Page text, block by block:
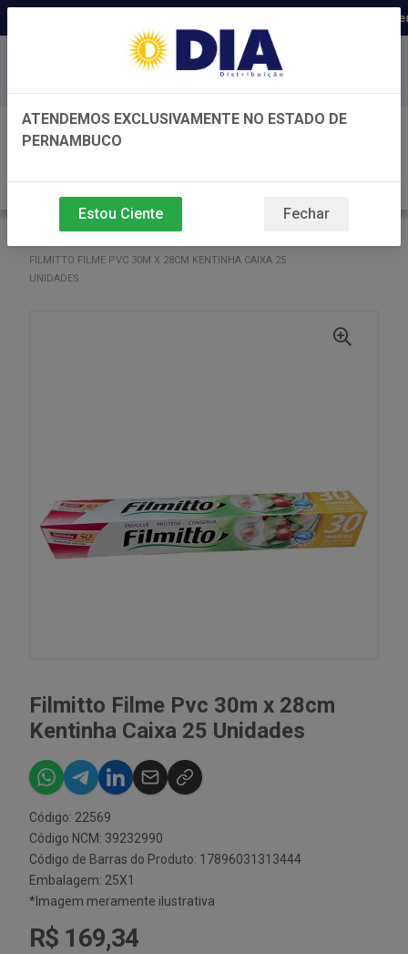
Distribuidora há 22 anos em
Baixe já nosso APP
FILMITTO FILME PVC 30M X 28CM KENTINHA CAIXA 25
UNIDADES
Filmitto Filme Pvc 30m x 28cm
Kentinha Caixa 25 Unidades
Código: 22569
Código NCM: 39232990
Código de Barras do Produto: 17896031313444
Embalagem: 25X1
*Imagem meramente ilustrativa
R$ 169,34
ATENDEMOS EXCLUSIVAMENTE NO ESTADO DE
PERNAMBUCO
Estou Ciente Fechar